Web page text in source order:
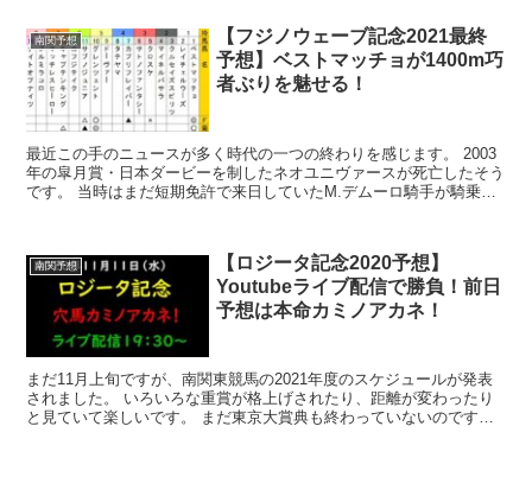
南関予想
【フジノウェーブ記念2021最終
予想】ベストマッチョが1400m巧
者ぶりを魅せる！
最近この手のニュースが多く時代の一つの終わりを感じます。 2003
年の皐月賞・日本ダービーを制したネオユニヴァースが死亡したそう
です。 当時はまだ短期免許で来日していたM.デムーロ騎手が騎乗し
南関予想
【ロジータ記念2020予想】
Youtubeライブ配信で勝負！前日
予想は本命カミノアカネ！
まだ11月上旬ですが、南関東競馬の2021年度のスケジュールが発表
されました。 いろいろな重賞が格上げされたり、距離が変わったり
と見ていて楽しいです。 まだ東京大賞典も終わっていないのです